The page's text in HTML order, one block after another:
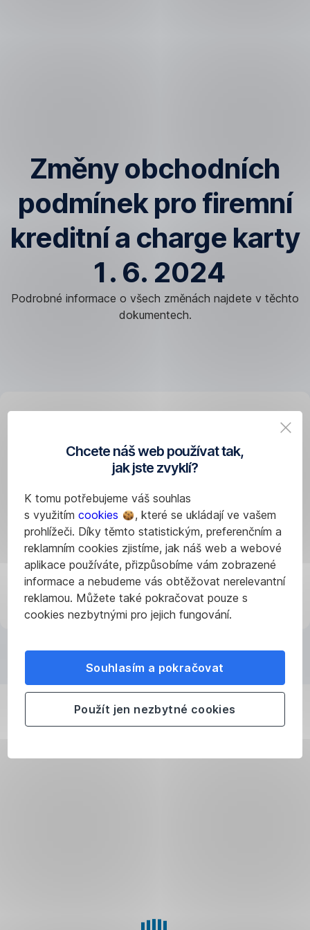
Chcete náš web používat tak,
jak jste zvyklí?
K tomu potřebujeme váš souhlas
s využitím cookies
, které se ukládají ve vašem
prohlížeči. Díky těmto statistickým, preferenčním a
reklamním cookies zjistíme, jak náš web a webové
aplikace používáte, přizpůsobíme vám zobrazené
informace a nebudeme vás obtěžovat nerelevantní
reklamou. Můžete také pokračovat pouze s
cookies nezbytnými pro jejich fungování.
Souhlasím a pokračovat
Použít jen nezbytné cookies
Změny obchodních
podmínek pro firemní
kreditní a charge karty
1. 6. 2024
Podrobné informace o všech změnách najdete v těchto
dokumentech.